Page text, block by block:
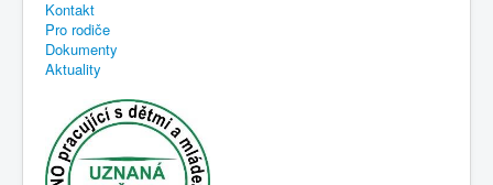
Kontakt
Pro rodiče
Dokumenty
Aktuality